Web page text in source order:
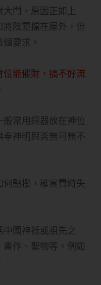
門，原因正如上
陰靈擋在屋外，但
要求。
位能催財，搞不好流
常用銅器放在神位
神明與否無可無不
點撥，確實費時失
國神祗或祖先之
作、聖物等。例如